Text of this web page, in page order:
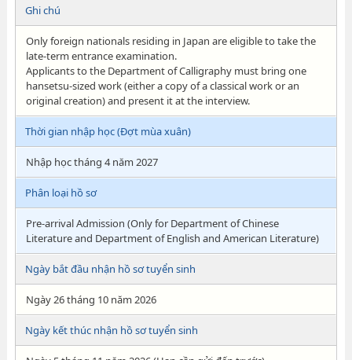
Ghi chú
Only foreign nationals residing in Japan are eligible to take the
late-term entrance examination.
Applicants to the Department of Calligraphy must bring one
hansetsu-sized work (either a copy of a classical work or an
original creation) and present it at the interview.
Thời gian nhập học (Đợt mùa xuân)
Nhập học tháng 4 năm 2027
Phân loại hồ sơ
Pre-arrival Admission (Only for Department of Chinese
Literature and Department of English and American Literature)
Ngày bắt đầu nhận hồ sơ tuyển sinh
Ngày 26 tháng 10 năm 2026
Ngày kết thúc nhận hồ sơ tuyển sinh